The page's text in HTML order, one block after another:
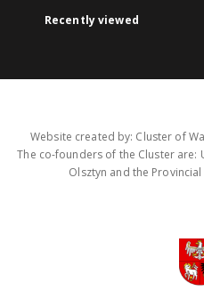
Recently viewed
Website created by: Cluster of
The co-founders of the Cluster are:
Olsztyn and the